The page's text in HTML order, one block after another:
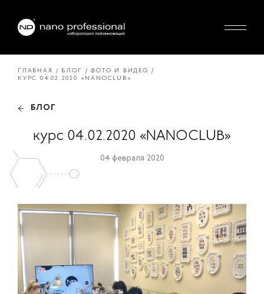
ГЛАВНАЯ БЛОГ
ФОТО И ВИДЕО
КУРС 04.02.2020 «NANOCLUB»
БЛОГ
курс 04.02.2020 «NANOCLUB»
04 февраля 2020